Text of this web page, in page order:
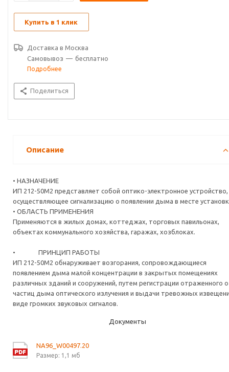
извещений в виде громких звуковых сигналов.
Купить в 1 клик
Доставка в Москва
Самовывоз — бесплатно
Подробнее
Поделиться
Описание
• НАЗНАЧЕНИЕ
ИП 212-50М2 представляет собой оптико-электронное устройство,
осуществляющее сигнализацию о появлении дыма в месте
• ОБЛАСТЬ ПРИМЕНЕНИЯ
Применяются в жилых домах, коттеджах, торговых павильонах,
объектах коммунального хозяйства, гаражах, хозблоках.
• ПРИНЦИП РАБОТЫ
ИП 212-50М2 обнаруживает возгорания, сопровождающиеся
появлением дыма малой концентрации в закрытых помещениях
различных зданий и сооружений, путем регистрации отраженного
частиц дыма оптического излучения и выдачи тревожных
виде громких звуковых сигналов.
Документы
NA96_W00497.20
Размер: 1,1 мб